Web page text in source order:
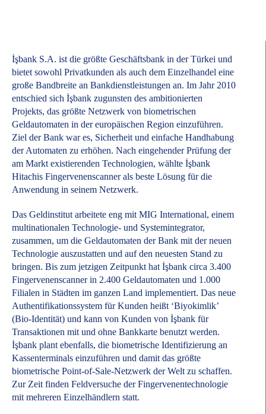
İşbank S.A. ist die größte Geschäftsbank in der Türkei und
bietet sowohl Privatkunden als auch dem Einzelhandel eine
große Bandbreite an Bankdienstleistungen an. Im Jahr 2010
entschied sich İşbank zugunsten des ambitionierten
Projekts, das größte Netzwerk von biometrischen
Geldautomaten in der europäischen Region einzuführen.
Ziel der Bank war es, Sicherheit und einfache Handhabung
der Automaten zu erhöhen. Nach eingehender Prüfung der
am Markt existierenden Technologien, wählte İşbank
Hitachis Fingervenenscanner als beste Lösung für die
Anwendung in seinem Netzwerk.
Das Geldinstitut arbeitete eng mit MIG International, einem
multinationalen Technologie- und Systemintegrator,
zusammen, um die Geldautomaten der Bank mit der neuen
Technologie auszustatten und auf den neuesten Stand zu
bringen. Bis zum jetzigen Zeitpunkt hat İşbank circa 3.400
Fingervenenscanner in 2.400 Geldautomaten und 1.000
Filialen in Städten im ganzen Land implementiert. Das neue
Authentifikationssystem für Kunden heißt ‘Biyokimlik’
(Bio-Identität) und kann von Kunden von İşbank für
Transaktionen mit und ohne Bankkarte benutzt werden.
İşbank plant ebenfalls, die biometrische Identifizierung an
Kassenterminals einzuführen und damit das größte
biometrische Point-of-Sale-Netzwerk der Welt zu schaffen.
Zur Zeit finden Feldversuche der Fingervenentechnologie
mit mehreren Einzelhändlern statt.